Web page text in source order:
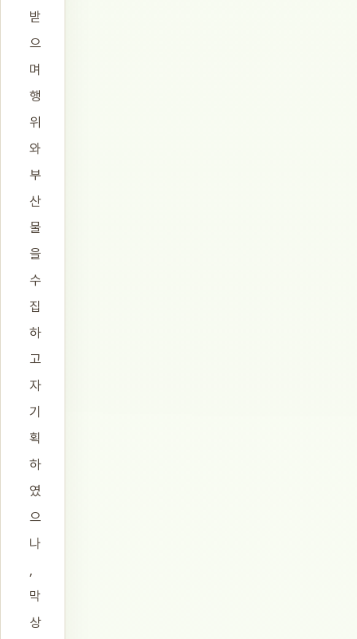
받
으
며
행
위
와
부
산
물
을
수
집
하
고
자
기
획
하
였
으
나
,
막
상